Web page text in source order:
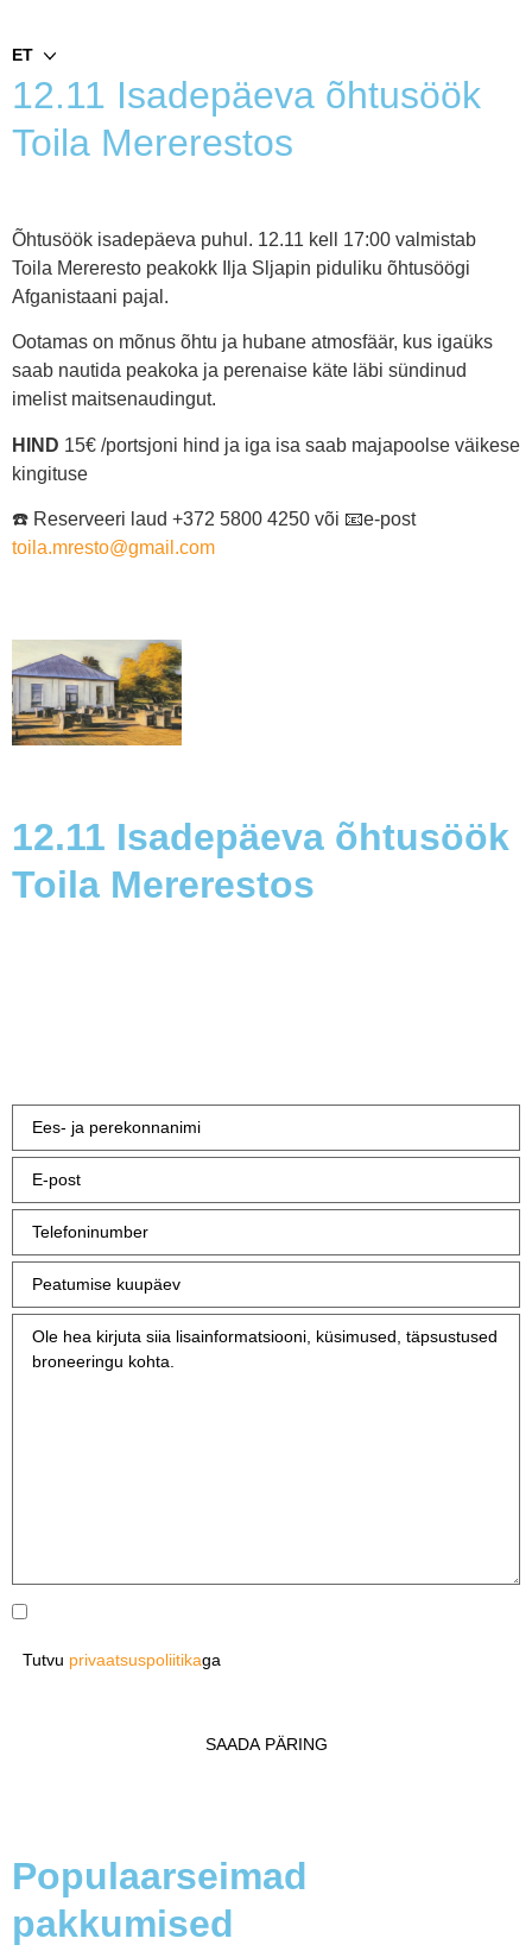
ET
12.11 Isadepäeva õhtusöök
Toila Mererestos
Õhtusöök isadepäeva puhul. 12.11 kell 17:00 valmistab
Toila Mereresto peakokk Ilja Sljapin piduliku õhtusöögi
Afganistaani pajal.
Ootamas on mõnus õhtu ja hubane atmosfäär, kus igaüks
saab nautida peakoka ja perenaise käte läbi sündinud
imelist maitsenaudingut.
HIND 15€ /portsjoni hind ja iga isa saab majapoolse väikese
kingituse
☎️ Reserveeri laud +372 5800 4250 või 📧e-post
toila.mresto@gmail.com
12.11 Isadepäeva õhtusöök
Toila Mererestos
Tutvu privaatsuspoliitikaga
Populaarseimad
pakkumised